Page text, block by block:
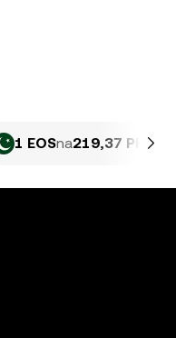
1 EOSna219,37 PKR